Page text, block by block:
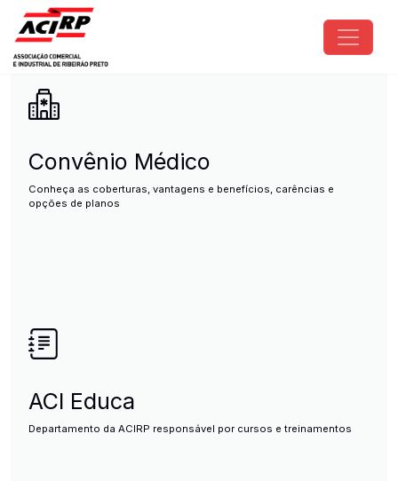
Pular para o conteúdo principal
ACIRP - Associação Comercial
Convênio Médico
Conheça as coberturas, vantagens e benefícios, carências e
opções de planos
ACI Educa
Departamento da ACIRP responsável por cursos e treinamentos